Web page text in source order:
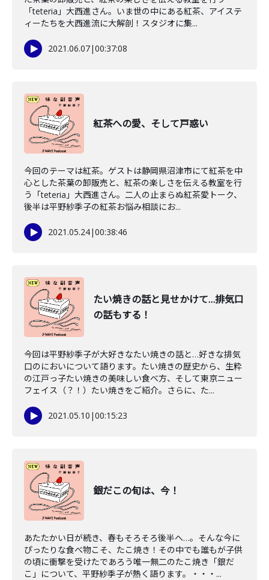
「teteria」大西進さん。いま世の中にある紅茶、アイステ
ィーたちを大西進流に大解剖！スタジオに集...
2021.06.07|00:37:08
紅茶への愛、そして戸惑い
今回のテーマは紅茶。ゲストは静岡県沼津市にて紅茶を中
心とした茶葉の卸販売と、紅茶の楽しさを伝える教室を行
う「teteria」大西進さん。二人の止まらぬ紅茶愛トーク、
後半は平野紗季子の紅茶お悩み相談にお...
2021.05.24|00:38:46
たい焼きの話と見せかけて…排気口
の話もする！
今回は平野紗季子が大好きなたい焼きの話と…好きな排気
口のにおいについて語ります。たい焼きの歴史から、生粋
の江戸っ子たい焼きの美味しい食べ方、そして東京ニュー
フェイス（？！）たい焼きをご紹介。さらに、た...
2021.05.10 |00:15:23
銀だこの旬は、今！
あたたかい日が続き、春もそろそろ後半へ…。そんな今に
ぴったりな食べ物こそ、たこ焼き！その中でも誰もが子供
の頃に衝撃を受けたであろう唯一無二のたこ焼き「銀だ
こ」について、平野紗季子が熱く語ります。・・・...